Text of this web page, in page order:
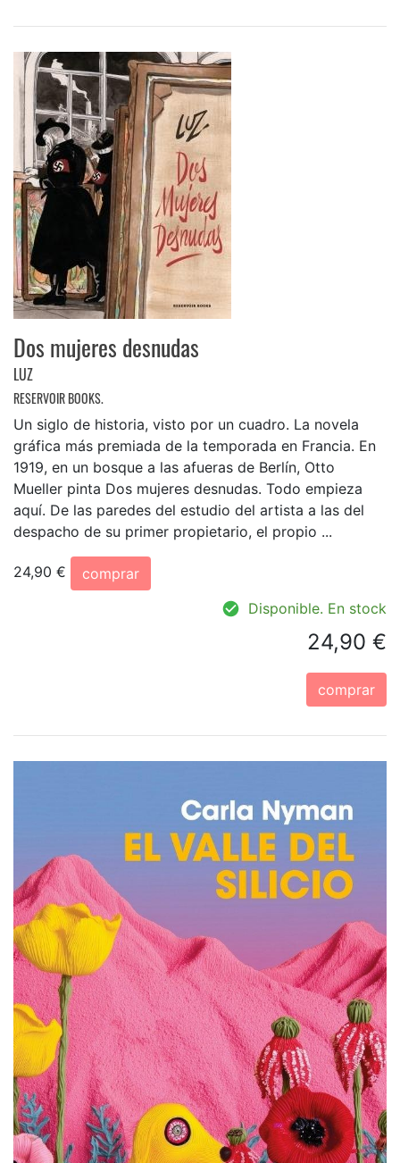
Dos mujeres desnudas
LUZ
RESERVOIR BOOKS.
Un siglo de historia, visto por un cuadro. La novela
gráfica más premiada de la temporada en Francia. En
1919, en un bosque a las afueras de Berlín, Otto
Mueller pinta Dos mujeres desnudas. Todo empieza
aquí. De las paredes del estudio del artista a las del
despacho de su primer propietario, el propio ...
24,90 €
comprar
Disponible. En stock
24,90 €
comprar